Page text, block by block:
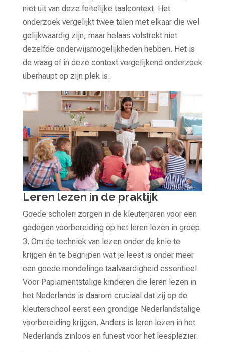
niet uit van deze feitelijke taalcontext. Het
onderzoek vergelijkt twee talen met elkaar die wel
gelijkwaardig zijn, maar helaas volstrekt niet
dezelfde onderwijsmogelijkheden hebben. Het is
de vraag of in deze context vergelijkend onderzoek
überhaupt op zijn plek is.
Leren lezen in de praktijk
Goede scholen zorgen in de kleuterjaren voor een
gedegen voorbereiding op het leren lezen in groep
3. Om de techniek van lezen onder de knie te
krijgen én te begrijpen wat je leest is onder meer
een goede mondelinge taalvaardigheid essentieel.
Voor Papiamentstalige kinderen die leren lezen in
het Nederlands is daarom cruciaal dat zij op de
kleuterschool eerst een grondige Nederlandstalige
voorbereiding krijgen. Anders is leren lezen in het
Nederlands zinloos en funest voor het leesplezier.